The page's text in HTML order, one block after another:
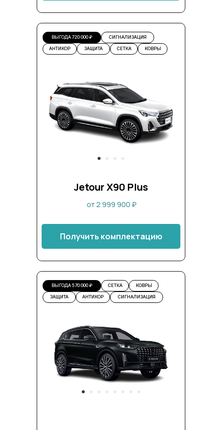
Jetour X90 Plus
от 2 999 900 ₽
Получить комплектацию
ВЫГОДА 720 000 ₽ СИГНАЛИЗАЦИЯ
АНТИКОР ЗАЩИТА СЕТКА КОВРЫ
ВЫГОДА 570 000 ₽ СЕТКА КОВРЫ
ЗАЩИТА АНТИКОР СИГНАЛИЗАЦИЯ